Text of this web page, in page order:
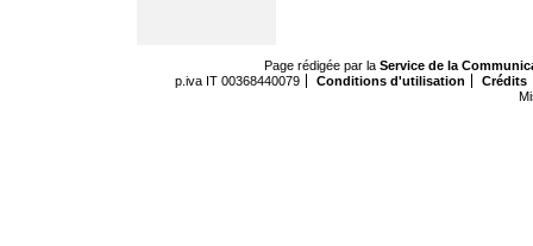
Page rédigée par la Service de la
p.iva IT 00368440079
Conditions d'utilisation
Crédits